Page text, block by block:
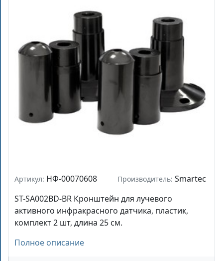
Артикул: НФ-00070608 Производитель: Smartec
ST-SA002BD-BR Кронштейн для лучевого
активного инфракрасного датчика, пластик,
комплект 2 шт, длина 25 см.
Полное описание